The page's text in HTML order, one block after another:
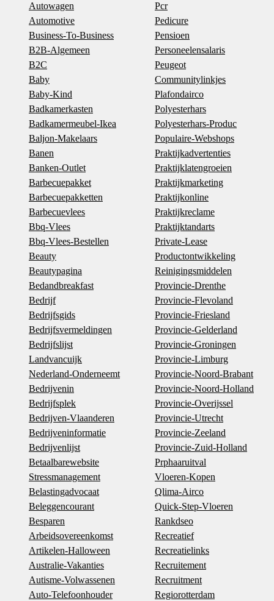
Autowagen
Automotive
Business-To-Business
B2B-Algemeen
B2C
Baby
Baby-Kind
Badkamerkasten
Badkamermeubel-Ikea
Baljon-Makelaars
Banen
Banken-Outlet
Barbecuepakket
Barbecuepakketten
Barbecuevlees
Bbq-Vlees
Bbq-Vlees-Bestellen
Beauty
Beautypagina
Bedandbreakfast
Bedrijf
Bedrijfsgids
Bedrijfsvermeldingen
Bedrijfslijst
Landvancuijk
Nederland-Onderneemt
Bedrijvenin
Bedrijfsplek
Bedrijven-Vlaanderen
Bedrijveninformatie
Bedrijvenlijst
Betaalbarewebsite
Stressmanagement
Belastingadvocaat
Beleggencourant
Besparen
Arbeidsovereenkomst
Artikelen-Halloween
Australie-Vakanties
Autisme-Volwassenen
Auto-Telefoonhouder
Pcr
Pedicure
Pensioen
Personeelensalaris
Peugeot
Communitylinkjes
Plafondairco
Polyesterhars
Polyesterhars-Produc
Populaire-Webshops
Praktijkadvertenties
Praktijklatengroeien
Praktijkmarketing
Praktijkonline
Praktijkreclame
Praktijktandarts
Private-Lease
Productontwikkeling
Reinigingsmiddelen
Provincie-Drenthe
Provincie-Flevoland
Provincie-Friesland
Provincie-Gelderland
Provincie-Groningen
Provincie-Limburg
Provincie-Noord-Brabant
Provincie-Noord-Holland
Provincie-Overijssel
Provincie-Utrecht
Provincie-Zeeland
Provincie-Zuid-Holland
Prphaaruitval
Vloeren-Kopen
Qlima-Airco
Quick-Step-Vloeren
Rankdseo
Recreatief
Recreatielinks
Recruitement
Recruitment
Regiorotterdam